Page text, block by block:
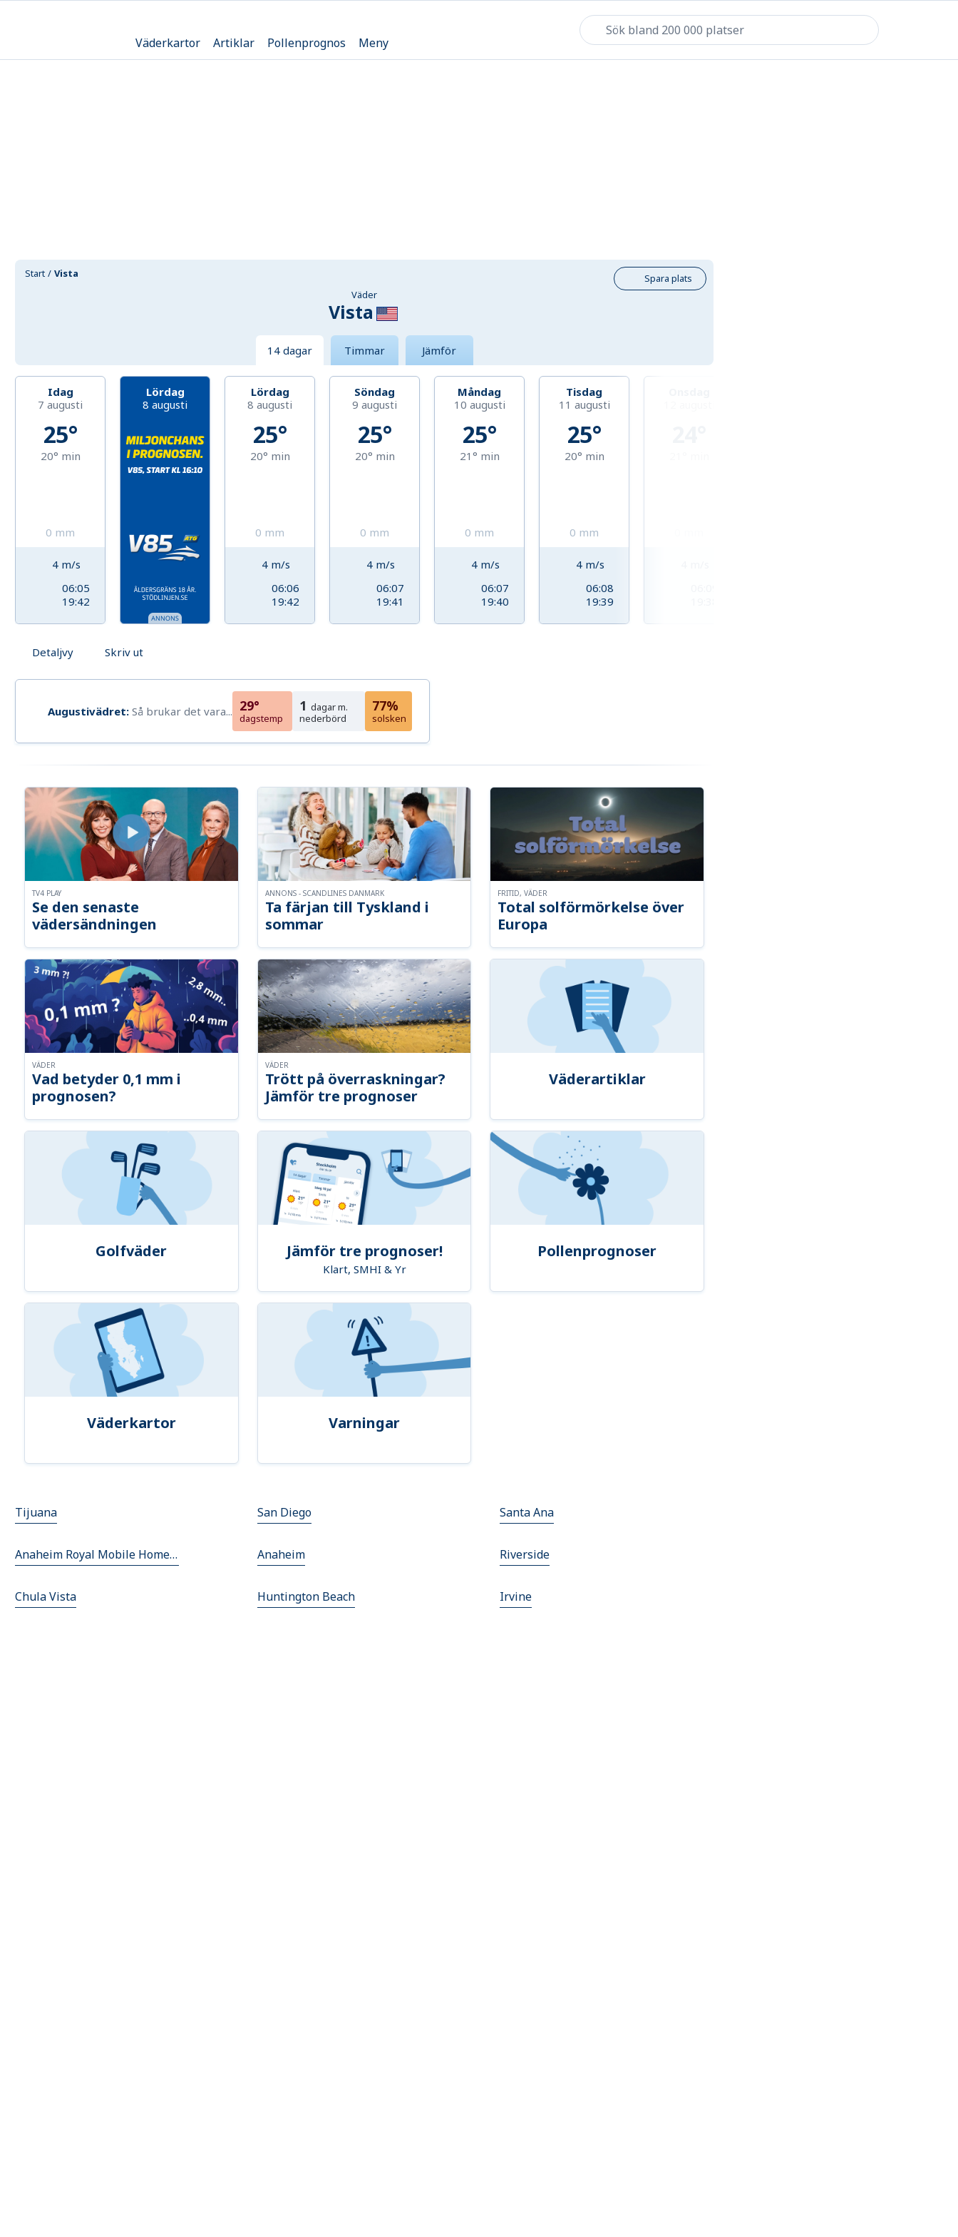
Väderkartor Artiklar Pollenprognos Meny
Start Vista
Spara plats
Väder
Vista
14 dagar Timmar Jämför
Idag
7 augusti
25°
20° min
0 mm
4 m/s
06:05
19:42
Lördag
8 augusti
Lördag
8 augusti
25°
20° min
0 mm
4 m/s
06:06
19:42
Söndag
9 augusti
25°
20° min
0 mm
4 m/s
06:07
19:41
Måndag
10 augusti
25°
21° min
0 mm
4 m/s
06:07
19:40
Tisdag
11 augusti
25°
20° min
0 mm
4 m/s
06:08
19:39
Detaljvy Skriv ut
Augustivädret: Så brukar det vara... 29°
dagstemp
1 dagar m.
nederbörd
77%
solsken
Se den senaste
vädersändningen
TV4 PLAY
Ta färjan till Tyskland i
sommar
ANNONS - SCANDLINES DANMARK
Total solförmörkelse över
Europa
FRITID, VÄDER
Vad betyder 0,1 mm i
prognosen?
VÄDER
Trött på överraskningar?
Jämför tre prognoser
VÄDER
Väderartiklar
Golfväder Jämför tre prognoser!
Klart, SMHI & Yr
Pollenprognoser
Väderkartor Varningar
Tijuana San Diego Santa Ana
Anaheim Royal Mobile Home Park Anaheim Riverside
Chula Vista Huntington Beach Irvine